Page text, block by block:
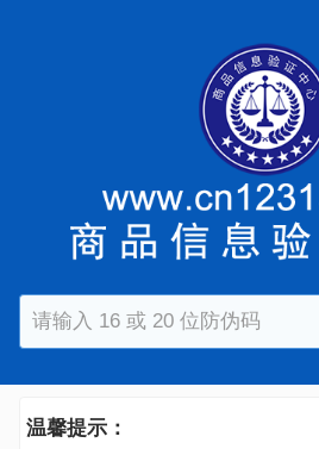
温馨提示：